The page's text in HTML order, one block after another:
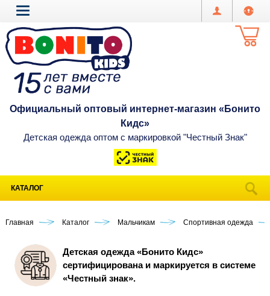
Официальный оптовый интернет-магазин «Бонито
Кидс»
Детская одежда оптом с маркировкой "Честный Знак"
КАТАЛОГ
Главная Каталог Мальчикам Спортивная одежда
Детская одежда «Бонито Кидс»
сертифицирована и маркируется в системе
«Честный знак».